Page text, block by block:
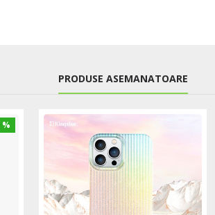
PRODUSE ASEMANATOARE
%